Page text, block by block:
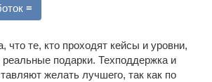
≡
что те, кто проходят кейсы и уровни,
реальные подарки. Техподдержка и
желать лучшего, так как по